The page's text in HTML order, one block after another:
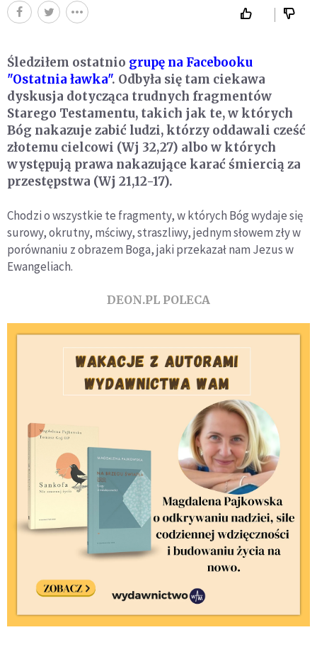
Śledziłem ostatnio grupę na Facebooku
"Ostatnia ławka". Odbyła się tam ciekawa
dyskusja dotycząca trudnych fragmentów
Starego Testamentu, takich jak te, w których
Bóg nakazuje zabić ludzi, którzy oddawali cześć
złotemu cielcowi (Wj 32,27) albo w których
występują prawa nakazujące karać śmiercią za
przestępstwa (Wj 21,12-17).
Chodzi o wszystkie te fragmenty, w których Bóg wydaje się
surowy, okrutny, mściwy, straszliwy, jednym słowem zły w
porównaniu z obrazem Boga, jaki przekazał nam Jezus w
Ewangeliach.
DEON.PL POLECA